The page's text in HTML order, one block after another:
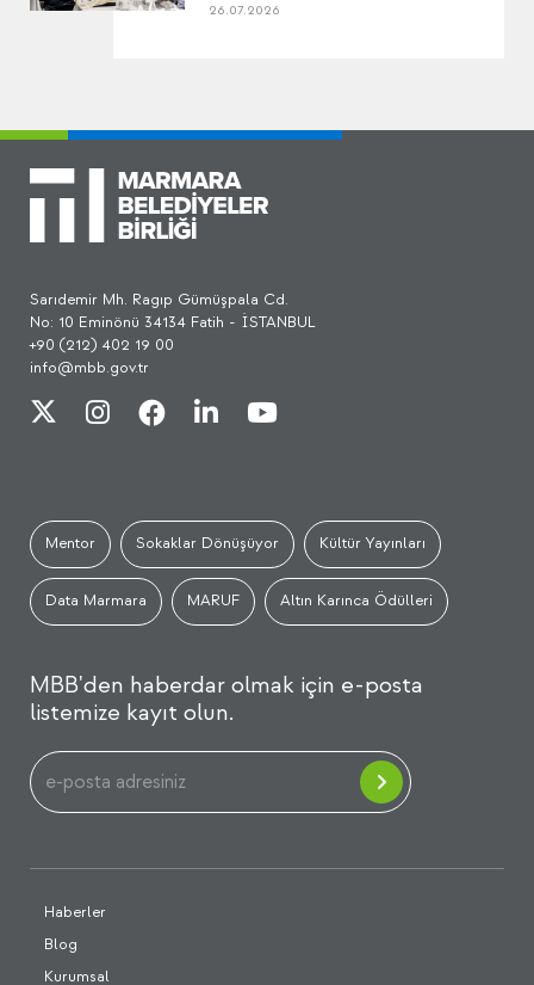
26.07.2026
Sarıdemir Mh. Ragıp Gümüşpala Cd.
No: 10 Eminönü 34134 Fatih - İSTANBUL
+90 (212) 402 19 00
info@mbb.gov.tr
Mentor Sokaklar Dönüşüyor Kültür Yayınları
Data Marmara MARUF Altın Karınca Ödülleri
MBB'den haberdar olmak için e-posta
listemize kayıt olun.
Haberler
Blog
Kurumsal